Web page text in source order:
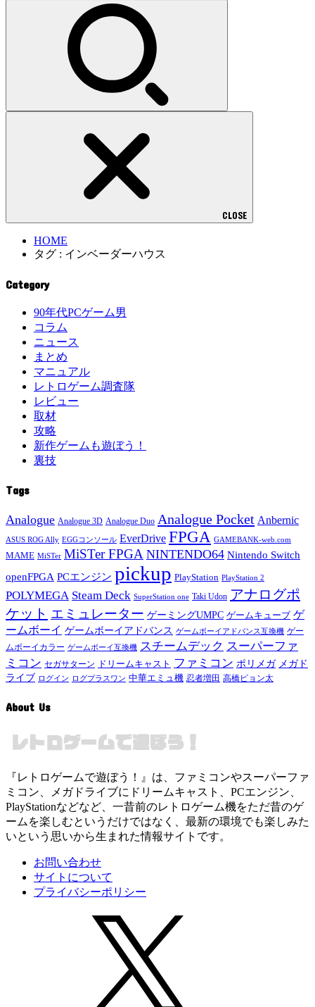
索:
CLOSE
HOME
タグ : インベーダーハウス
Category
90年代PCゲーム男
コラム
ニュース
まとめ
マニュアル
レトロゲーム調査隊
レビュー
取材
攻略
新作ゲームも遊ぼう！
裏技
Tags
Analogue Analogue 3D Analogue Duo Analogue Pocket Anbernic
ASUS ROG Ally EGGコンソール EverDrive FPGA GAMEBANK-web.com
MAME MiSTer MiSTer FPGA NINTENDO64 Nintendo Switch
openFPGA PCエンジン pickup PlayStation PlayStation 2
POLYMEGA Steam Deck SuperStation one Taki Udon アナログポ
ケット エミュレーター ゲーミングUMPC ゲームキューブ ゲ
ームボーイ ゲームボーイアドバンス ゲームボーイアドバンス互換機 ゲー
ムボーイカラー ゲームボーイ互換機 スチームデック スーパーファ
ミコン セガサターン ドリームキャスト ファミコン ポリメガ メガド
ライブ ログイン ログプラスワン 中華エミュ機 忍者増田 高橋ピョン太
About Us
『レトロゲームで遊ぼう！』は、ファミコンやスーパーファ
ミコン、メガドライブにドリームキャスト、PCエンジン、
PlayStationなどなど、一昔前のレトロゲーム機をただ昔のゲ
ームを楽しむというだけではなく、最新の環境でも楽しみた
いという思いから生まれた情報サイトです。
お問い合わせ
サイトについて
プライバシーポリシー